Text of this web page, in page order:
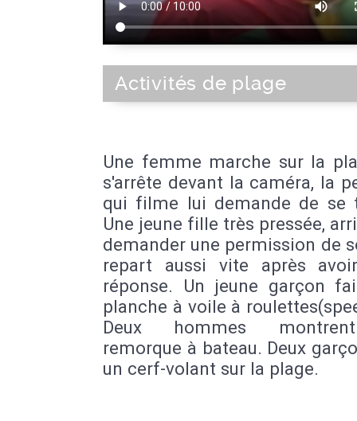
Activités de plage
Une femme marche sur la
s'arrête devant la caméra, la
qui filme lui demande de se
Une jeune fille très pressée,
demander une permission de
repart aussi vite après
réponse. Un jeune garçon
planche à voile à
Deux hommes
remorque à bateau. Deux
un cerf-volant sur la plage.